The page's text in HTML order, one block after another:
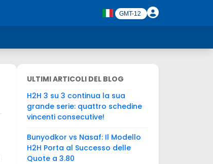
ULTIMI ARTICOLI DEL BLOG
H2H 3 su 3 continua la sua
grande serie: quattro schedine
vincenti consecutive!
Bunyodkor vs Nasaf: Il Modello
H2H Porta al Successo delle
Quote a 3.80